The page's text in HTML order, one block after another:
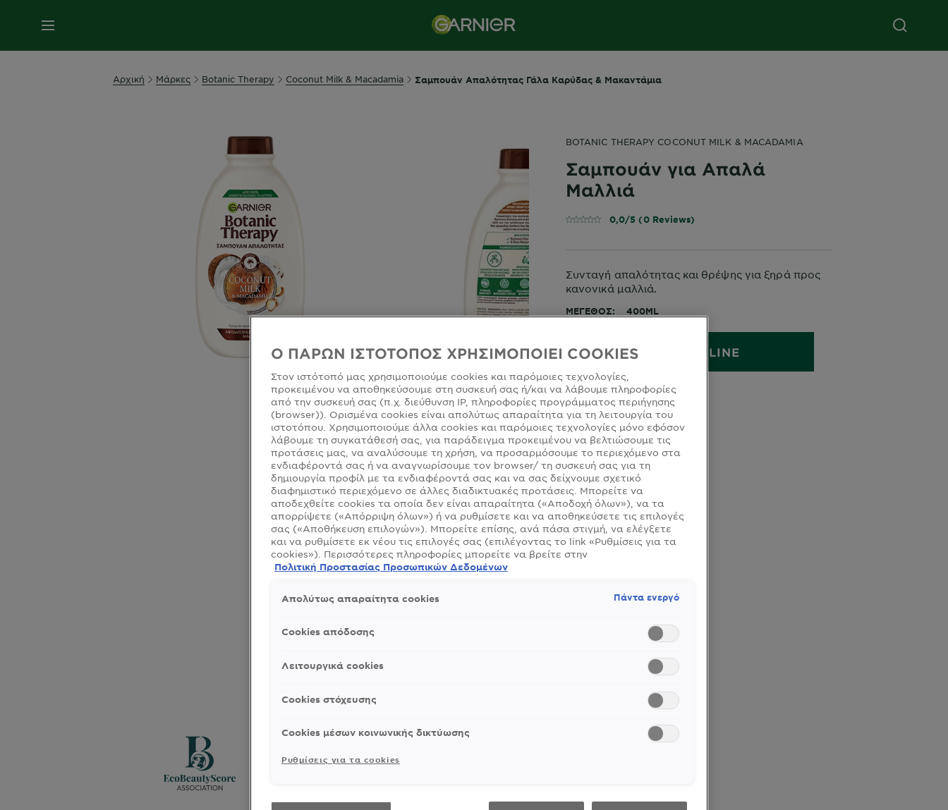
MENU
Αρχική Μάρκες Botanic Therapy Coconut Milk & Macadamia Σαμπουάν Απαλότητας Γάλα Καρύδας & Μακαντάμια
SLIDE 1SLIDE 2SLIDE 3
BOTANIC THERAPY COCONUT MILK & MACADAMIA
Σαμπουάν για Απαλά
Μαλλιά
0,0/5 (0 Reviews)
Συνταγή απαλότητας και θρέψης για ξηρά προς
κανονικά μαλλιά.
ΜΈΓΕΘΟΣ 400ML
ΑΓΟΡΑ ONLINE
Ο ΠΑΡΩΝ ΙΣΤΟΤΟΠΟΣ ΧΡΗΣΙΜΟΠΟΙΕΙ COOKIES
Στον ιστότοπό μας χρησιμοποιούμε cookies και παρόμοιες τεχνολογίες,
προκειμένου να αποθηκεύσουμε στη συσκευή σας ή/και να λάβουμε πληροφορίες
από την συσκευή σας (π.χ. διεύθυνση IP, πληροφορίες προγράμματος περιήγησης
(browser)). Ορισμένα cookies είναι απολύτως απαραίτητα για τη λειτουργία του
ιστοτόπου. Χρησιμοποιούμε άλλα cookies και παρόμοιες τεχνολογίες μόνο εφόσον
λάβουμε τη συγκατάθεσή σας, για παράδειγμα προκειμένου να βελτιώσουμε τις
προτάσεις μας, να αναλύσουμε τη χρήση, να προσαρμόσουμε το περιεχόμενο στα
ενδιαφέροντά σας ή να αναγνωρίσουμε τον browser/ τη συσκευή σας για τη
δημιουργία προφίλ με τα ενδιαφέροντά σας και να σας δείχνουμε σχετικό
διαφημιστικό περιεχόμενο σε άλλες διαδικτυακές προτάσεις. Μπορείτε να
αποδεχθείτε cookies τα οποία δεν είναι απαραίτητα («Αποδοχή όλων»), να τα
απορρίψετε («Απόρριψη όλων») ή να ρυθμίσετε και να αποθηκεύσετε τις επιλογές
σας («Αποθήκευση επιλογών»). Μπορείτε επίσης, ανά πάσα στιγμή, να ελέγξετε
και να ρυθμίσετε εκ νέου τις επιλογές σας (επιλέγοντας το link «Ρυθμίσεις για τα
cookies»). Περισσότερες πληροφορίες μπορείτε να βρείτε στην
Πολιτική Προστασίας Προσωπικών Δεδομένων
Απολύτως απαραίτητα cookies Πάντα ενεργό
Cookies απόδοσης
Λειτουργικά cookies
Cookies στόχευσης
Cookies μέσων κοινωνικής δικτύωσης
Ρυθμίσεις για τα cookies